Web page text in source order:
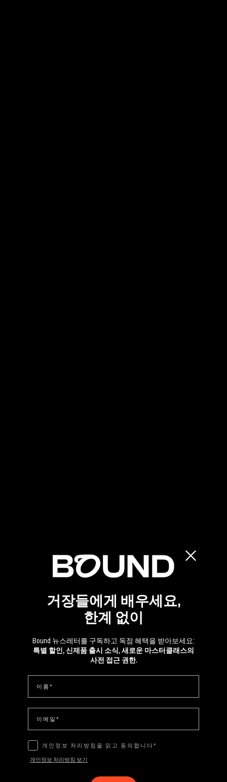
거장들에게 배우세요,
한계 없이
Bound 뉴스레터를 구독하고 독점 혜택을 받아보세요:
특별 할인, 신제품 출시 소식, 새로운 마스터클래스의
사전 접근 권한.
Nombre
Email
Privacidad
개인정보 처리방침을 읽고 동의합니다*
개인정보 처리방침 보기